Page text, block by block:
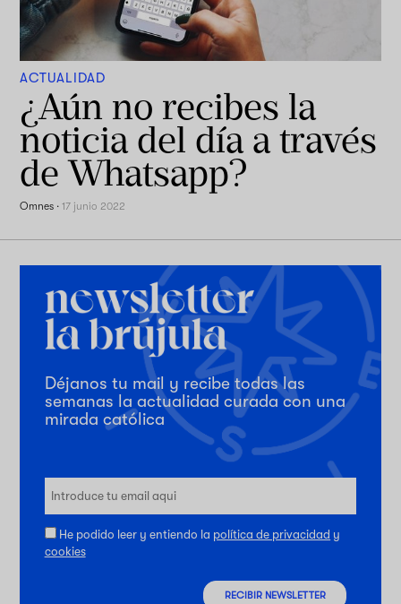
ACTUALIDAD
¿Aún no recibes la
noticia del día a través
de Whatsapp?
Omnes ·17 junio 2022
Déjanos tu mail y recibe todas las
semanas la actualidad curada con una
mirada católica
He podido leer y entiendo la política de privacidad y
cookies
RECIBIR NEWSLETTER